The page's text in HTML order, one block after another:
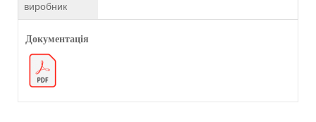
виробник
Документація